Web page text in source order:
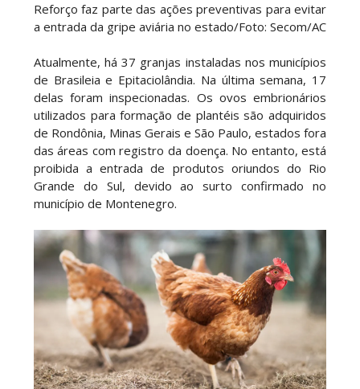
Reforço faz parte das ações preventivas para evitar
a entrada da gripe aviária no estado/Foto: Secom/AC
Atualmente, há 37 granjas instaladas nos municípios
de Brasileia e Epitaciolândia. Na última semana, 17
delas foram inspecionadas. Os ovos embrionários
utilizados para formação de plantéis são adquiridos
de Rondônia, Minas Gerais e São Paulo, estados fora
das áreas com registro da doença. No entanto, está
proibida a entrada de produtos oriundos do Rio
Grande do Sul, devido ao surto confirmado no
município de Montenegro.